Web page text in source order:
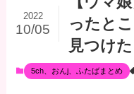
ったと
見つけた
2022
10/05
5ch、おんj、ふたばまとめ